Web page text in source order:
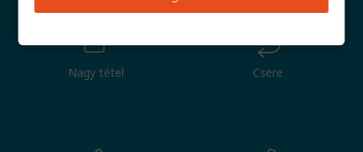
Nagy tétel Csere